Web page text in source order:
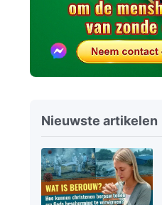
Nieuwste artikelen